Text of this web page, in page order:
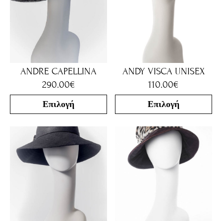
ANDRE CAPELLINA
290.00€
Επιλογή
ANDY VISCA UNISEX
110.00€
Επιλογή